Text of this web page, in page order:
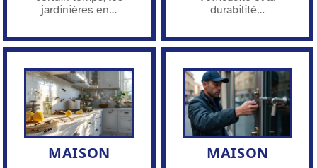
jardinières en…
durabilité…
MAISON MAISON